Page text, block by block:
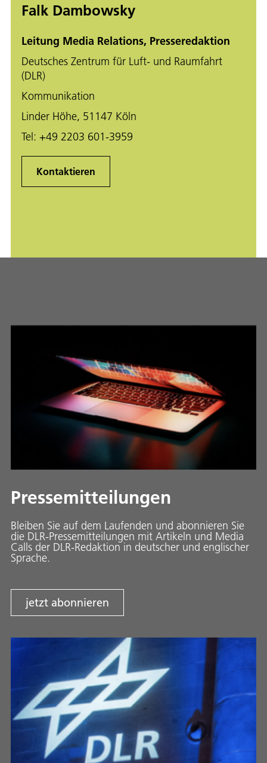
Falk Dambowsky
Leitung Media Relations, Presseredaktion
Deutsches Zentrum für Luft- und Raumfahrt
(DLR)
Kommunikation
Linder Höhe, 51147 Köln
Tel: +49 2203 601-3959
Kontaktieren
Pressemitteilungen
Bleiben Sie auf dem Laufenden und abonnieren Sie
die DLR-Pressemitteilungen mit Artikeln und Media
Calls der DLR-Redaktion in deutscher und englischer
Sprache.
jetzt abonnieren